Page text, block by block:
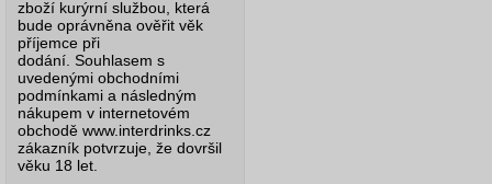
zboží kurýrní službou, která
bude oprávněna ověřit věk
příjemce při
dodání. Souhlasem s
uvedenými obchodními
podmínkami a následným
nákupem v internetovém
obchodě www.interdrinks.cz
zákazník potvrzuje, že dovršil
věku 18 let.